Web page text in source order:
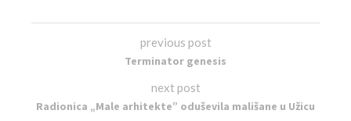
previous post
Terminator genesis
next post
Radionica „Male arhitekte” oduševila mališane u Užicu